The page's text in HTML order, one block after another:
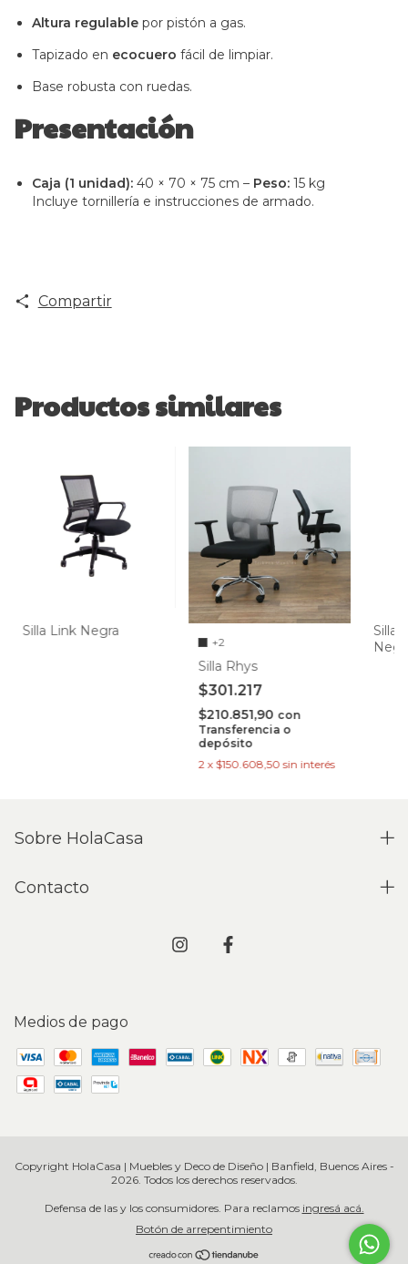
Altura regulable por pistón a gas.
Tapizado en ecocuero fácil de limpiar.
Base robusta con ruedas.
Presentación
Caja (1 unidad): 40 × 70 × 75 cm – Peso: 15 kg
Incluye tornillería e instrucciones de armado.
Compartir
Productos similares
Silla Link Negra
+2
Silla Rhys
$301.217
$210.851,90 con
Transferencia o
depósito
2 x $150.608,50 sin interés
Silla
Sobre HolaCasa
Contacto
Medios de pago
Copyright HolaCasa | Muebles y Deco de Diseño | Banfield, Buenos Aires -
2026. Todos los derechos reservados.
Defensa de las y los consumidores. Para reclamos ingresá acá.
Botón de arrepentimiento